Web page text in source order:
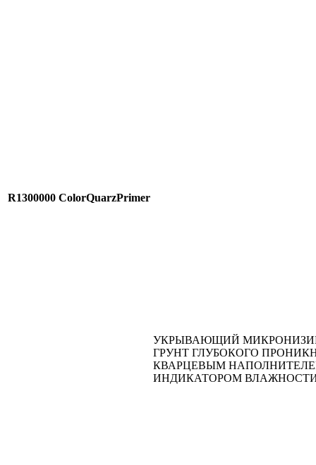
R1300000 ColorQuarzPrimer
УКРЫВАЮЩИЙ
ГРУНТ ГЛУБОКОГО
КВАРЦЕВЫМ
ИНДИКАТОРОМ